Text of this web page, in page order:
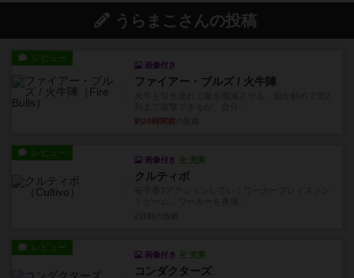
うらまこさんの投稿
レビュー
画像付き
ファイアー・ブルズ / 火牛陣
約20時間前
レビュー
画像付き 充実
クルティボ
レビュー
画像付き 充実
コンダクターズ